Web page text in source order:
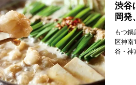
渋谷
岡発
もつ鍋
区神南
谷・神